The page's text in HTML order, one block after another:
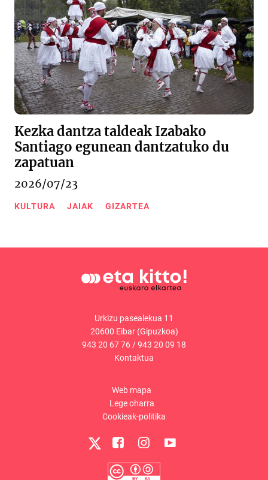
Kezka dantza taldeak Izabako
Santiago egunean dantzatuko du
zapatuan
2026/07/23
KULTURA JAIAK GIZARTEA
Urkizu pasealekua 11
20600 Eibar (Gipuzkoa)
943 20 67 76 /943 20 09 18
Kontaktua
Web mapa
Lege oharra
Cookieak-politika